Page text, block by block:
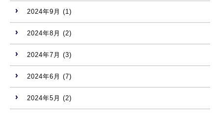
2024年9月 (1)
2024年8月 (2)
2024年7月 (3)
2024年6月 (7)
2024年5月 (2)